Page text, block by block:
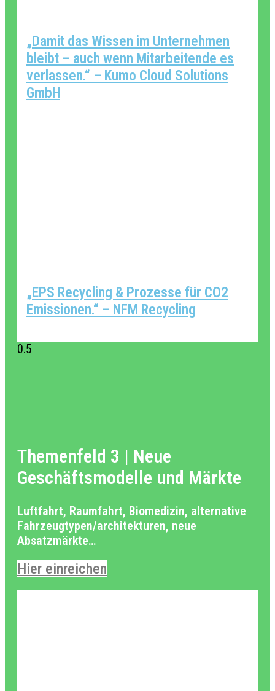
„Damit das Wissen im Unternehmen
bleibt – auch wenn Mitarbeitende es
verlassen.“ – Kumo Cloud Solutions
GmbH
„EPS Recycling & Prozesse für CO2
Emissionen.“ – NFM Recycling
Themenfeld 3 | Neue
Geschäftsmodelle und Märkte
Luftfahrt, Raumfahrt, Biomedizin, alternative
Fahrzeugtypen/architekturen, neue
Absatzmärkte…
Hier einreichen